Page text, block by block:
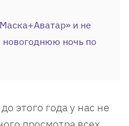
и не
новогоднюю ночь по
этого года у нас не